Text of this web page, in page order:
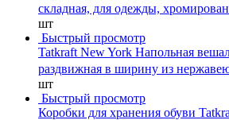
складная, для одежды,
шт
Быстрый просмотр
Tatkraft New York Напольная
раздвижная в ширину из
шт
Быстрый просмотр
Коробки для хранения обуви